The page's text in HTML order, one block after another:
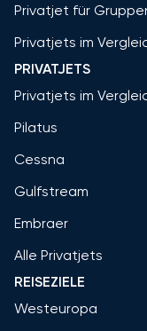
Privatjet für
Privatjets im
PRIVATJETS
Privatjets im
Pilatus
Cessna
Gulfstream
Embraer
Alle Privatjets
REISEZIELE
Westeuropa